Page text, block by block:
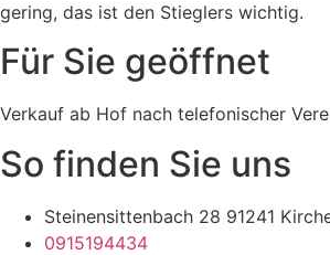
gering, das ist den Stieglers wichtig.
Für Sie geöffnet
Verkauf ab Hof nach telefonischer
So finden Sie uns
Steinensittenbach 28 91241
0915194434